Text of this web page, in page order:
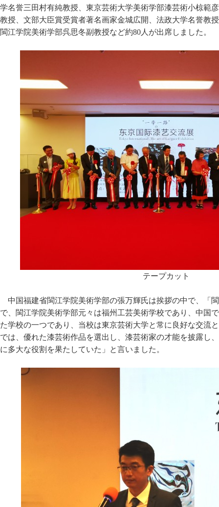
学名誉三田村有純教授、東京芸術大学美術学部漆芸術小椋範
教授、文部大臣賞受賞者著名画家金城広開、法政大学名誉教
閩江学院美術学部呉思冬副教授など約80人が出席しました。
テープカット
中国福建省閩江学院美術学部の張万輝氏は挨拶の中で、「
で、閩江学院美術学部元々は福州工芸美術学校であり、中国
た学校の一つであり、当校は東京芸術大学と常に良好な交流
では、優れた漆芸術作品を選出し、漆芸術家の才能を披露し
に多大な役割を果たしていた」と言いました。